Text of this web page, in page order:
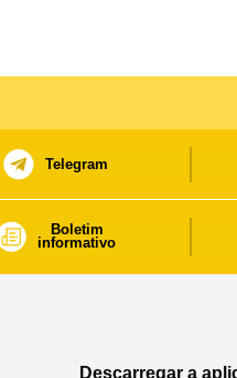
Telegram
Boletim
informativo
Descarregar a